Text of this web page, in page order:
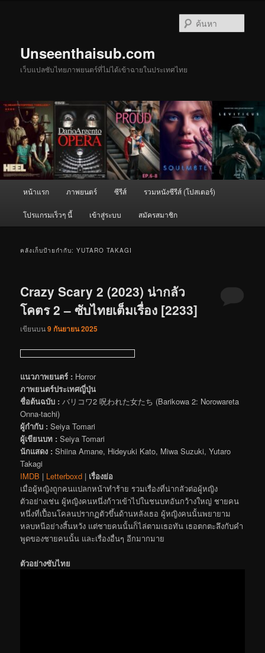
Unseenthaisub.com
เว็บแปลซับไทยภาพยนตร์ที่ไม่ได้เข้าฉายในประเทศไทย
หน้าแรก ภาพยนตร์ ซีรีส์ รวมหนังซีรีส์ (โปสเตอร์)
โปรแกรมเร็วๆ นี้ เข้าสู่ระบบ สมัครสมาชิก
คลังเก็บป้ายกำกับ:YUTARO TAKAGI
Crazy Scary 2 (2023) น่ากลัว
โคตร 2 – ซับไทยเต็มเรื่อง [2233]
เขียนบน9 กันยายน 2025
แนวภาพยนตร์ : Horror
ภาพยนตร์ประเทศญี่ปุ่น
ชื่อต้นฉบับ : バリコワ2 呪われた女たち (Barikowa 2: Norowareta
Onna-tachi)
ผู้กำกับ : Seiya Tomari
ผู้เขียนบท : Seiya Tomari
นักแสดง : Shiina Amane, Hideyuki Kato, Miwa Suzuki, Yutaro
Takagi
IMDB | Letterboxd | เรื่องย่อ
เมื่อผู้หญิงถูกคนแปลกหน้าทำร้าย รวมเรื่องที่น่ากลัวต่อผู้หญิง
ตัวอย่างเช่น ผู้หญิงคนหนึ่งก้าวเข้าไปในชนบทอันกว้างใหญ่ ชายคน
หนึ่งที่เปื้อนโคลนปรากฏตัวขึ้นด้านหลังเธอ ผู้หญิงคนนั้นพยายาม
หลบหนีอย่างสิ้นหวัง แต่ชายคนนั้นก็ไล่ตามเธอทัน เธอตกตะลึงกับคำ
พูดของชายคนนั้น และเรื่องอื่นๆ อีกมากมาย
ตัวอย่างซับไทย